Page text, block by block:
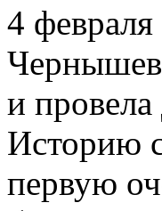
4
и
Историю
первую